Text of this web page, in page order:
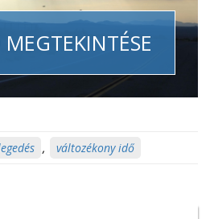
, változékony idő